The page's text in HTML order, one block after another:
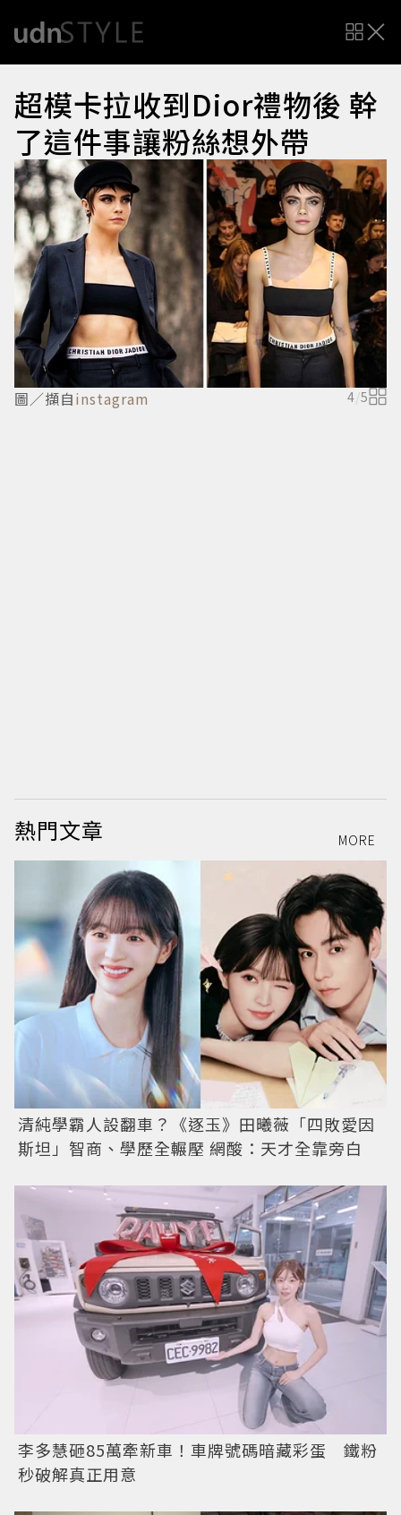
超模卡拉收到Dior禮物後 幹
了這件事讓粉絲想外帶
圖／擷自instagram 4/5
熱門文章 MORE
清純學霸人設翻車？《逐玉》田曦薇「四敗愛因
斯坦」智商、學歷全輾壓 網酸：天才全靠旁白
李多慧砸85萬牽新車！車牌號碼暗藏彩蛋 鐵粉
秒破解真正用意